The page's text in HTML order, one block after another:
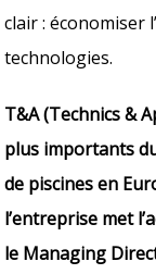
clair : économiser
technologies.
T&A (Technics &
plus importants
de piscines en
l’entreprise met
le Managing